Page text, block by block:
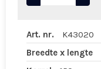
Art. nr.
K43020
Breedte x lengte